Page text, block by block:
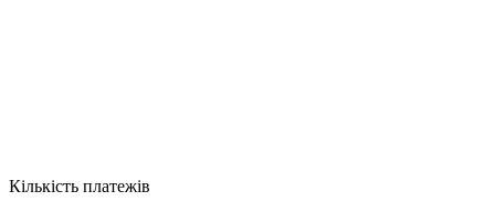
Кількість платежів